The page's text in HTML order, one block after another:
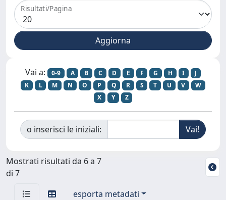
Risultati/Pagina
Vai a: 0-9 A B C D E F G H I
J
K
L M N O P Q R S T U V
W
X
Y Z
o inserisci le iniziali:
Mostrati risultati da 6 a 7
di 7
esporta metadati